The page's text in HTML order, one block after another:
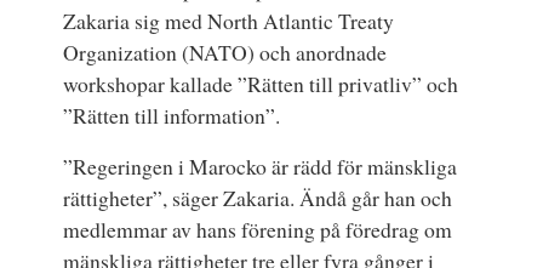
Zakaria sig med North Atlantic Treaty
Organization (NATO) och anordnade
workshopar kallade ”Rätten till privatliv” och
”Rätten till information”.
”Regeringen i Marocko är rädd för mänskliga
rättigheter”, säger Zakaria. Ändå går han och
medlemmar av hans förening på föredrag om
mänskliga rättigheter tre eller fyra gånger i